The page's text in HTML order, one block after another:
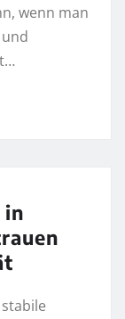
wenn man
in